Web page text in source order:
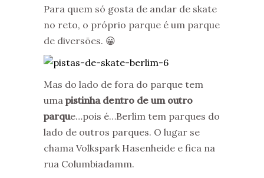
Para quem só gosta de andar de skate
no reto, o próprio parque é um parque
de diversões. 😀
Mas do lado de fora do parque tem
uma pistinha dentro de um outro
parque…pois é…Berlim tem parques do
lado de outros parques. O lugar se
chama Volkspark Hasenheide e fica na
rua Columbiadamm.